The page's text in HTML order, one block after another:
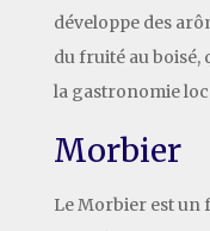
développe des
du fruité au
la gastronomie
Morbier
Le Morbier est un